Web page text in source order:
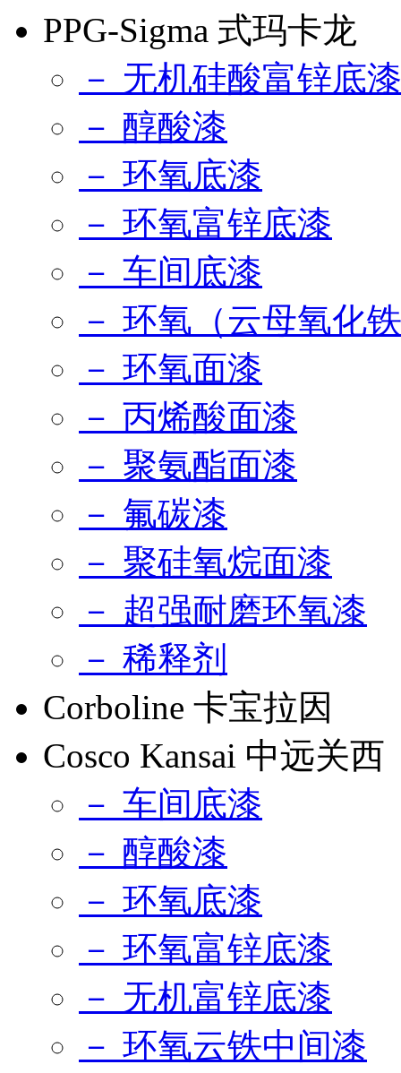
PPG-Sigma 式玛卡龙
－ 无机硅酸富锌底漆
－ 醇酸漆
－ 环氧底漆
－ 环氧富锌底漆
－ 车间底漆
－ 环氧（云母氧化
－ 环氧面漆
－ 丙烯酸面漆
－ 聚氨酯面漆
－ 氟碳漆
－ 聚硅氧烷面漆
－ 超强耐磨环氧漆
－ 稀释剂
Corboline 卡宝拉因
Cosco Kansai 中远关西
－ 车间底漆
－ 醇酸漆
－ 环氧底漆
－ 环氧富锌底漆
－ 无机富锌底漆
－ 环氧云铁中间漆